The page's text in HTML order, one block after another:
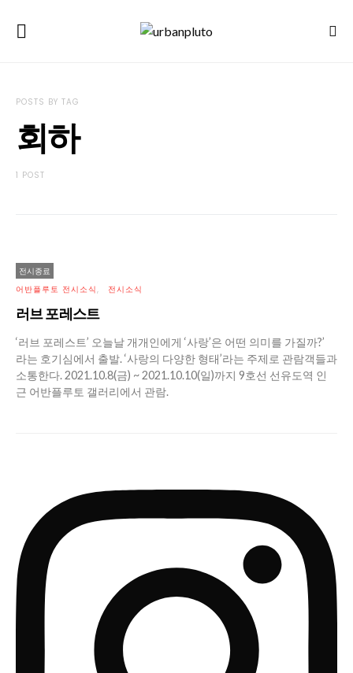
POSTS BY TAG
회하
1 POST
전시종료
어반플루토 전시소식 전시소식
러브 포레스트
‘러브 포레스트’ 오늘날 개개인에게 ‘사랑’은 어떤 의미를 가질까?’
라는 호기심에서 출발. ‘사랑의 다양한 형태’라는 주제로 관람객들과
소통한다. 2021.10.8(금) ~ 2021.10.10(일)까지 9호선 선유도역 인
근 어반플루토 갤러리에서 관람.